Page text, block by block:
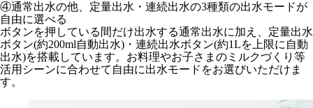
④通常出水の他、定量出水・連続出水の3種類の出水モードが
自由に選べる
ボタンを押している間だけ出水する通常出水に加え、定量出水
ボタン(約200ml自動出水)・連続出水ボタン(約1Lを上限に自動
出水)を搭載しています。お料理やお子さまのミルクづくり等
活用シーンに合わせて自由に出水モードをお選びいただけま
す。